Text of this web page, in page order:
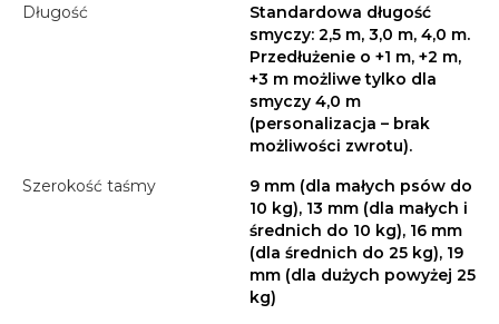
Długość
Standardowa długość
smyczy: 2,5 m, 3,0 m, 4,0 m.
Przedłużenie o +1 m, +2 m,
+3 m możliwe tylko dla
smyczy 4,0 m
(personalizacja – brak
możliwości zwrotu).
Szerokość taśmy
9 mm (dla małych psów do
10 kg), 13 mm (dla małych i
średnich do 10 kg), 16 mm
(dla średnich do 25 kg), 19
mm (dla dużych powyżej 25
kg)